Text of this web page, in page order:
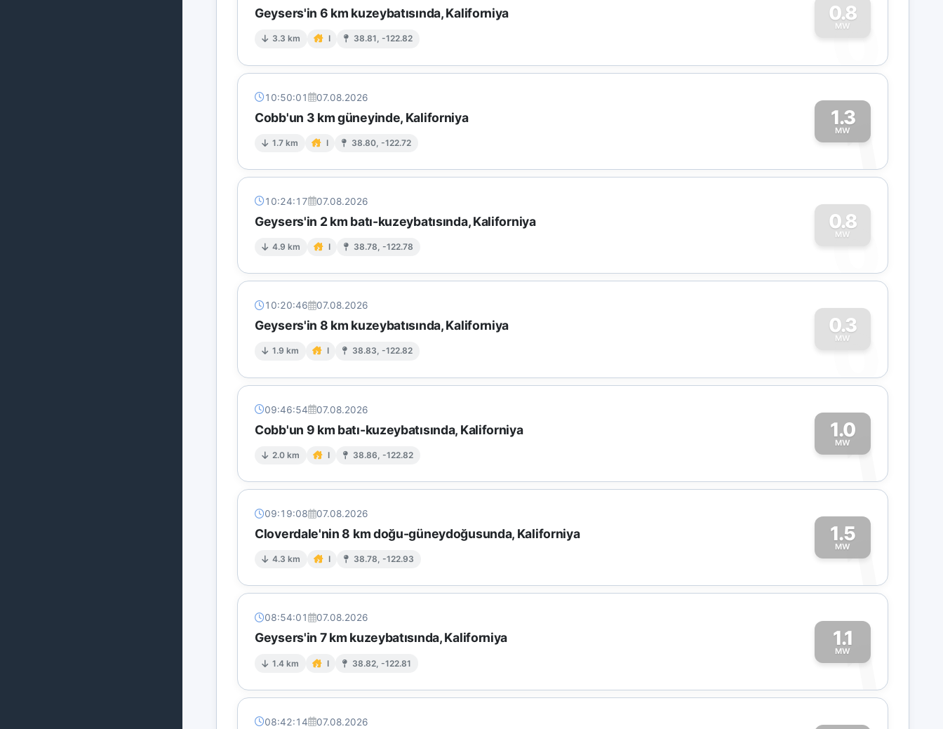
Geysers'in 6 km kuzeybatısında, Kaliforniya
3.3 km I 38.81, -122.82
0.8
MW
0
10:50:01 07.08.2026
Cobb'un 3 km güneyinde, Kaliforniya
1.7 km I 38.80, -122.72
1.3
MW
1
10:24:17 07.08.2026
Geysers'in 2 km batı-kuzeybatısında, Kaliforniya
4.9 km I 38.78, -122.78
0.8
MW
0
10:20:46 07.08.2026
Geysers'in 8 km kuzeybatısında, Kaliforniya
1.9 km I 38.83, -122.82
0.3
MW
0
09:46:54 07.08.2026
Cobb'un 9 km batı-kuzeybatısında, Kaliforniya
2.0 km I 38.86, -122.82
1.0
MW
1
09:19:08 07.08.2026
Cloverdale'nin 8 km doğu-güneydoğusunda, Kaliforniya
4.3 km I 38.78, -122.93
1.5
MW
1
08:54:01 07.08.2026
Geysers'in 7 km kuzeybatısında, Kaliforniya
1.4 km I 38.82, -122.81
1.1
MW
1
08:42:14 07.08.2026